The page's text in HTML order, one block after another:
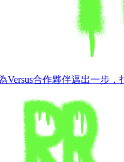
Versus合作夥伴邁出一步，